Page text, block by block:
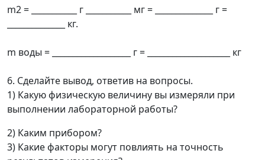
m2 = ___________ г ___________ мг = ______________ г =
______________ кг.
m воды = ___________________ г = ____________________ кг
6. Сделайте вывод, ответив на вопросы.
1) Какую физическую величину вы измеряли при
выполнении лабораторной работы?
2) Каким прибором?
3) Какие факторы могут повлиять на точность